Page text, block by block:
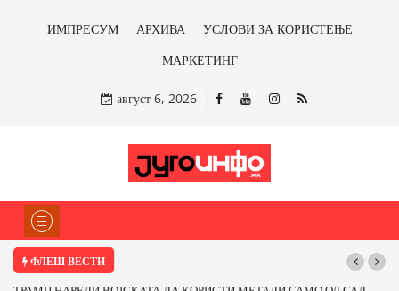
ИМПРЕСУМ АРХИВА
УСЛОВИ ЗА КОРИСТЕЊЕ
МАРКЕТИНГ
август 6, 2026
ФЛЕШ ВЕСТИ